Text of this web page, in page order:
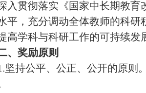
贯彻落实《国家中长期教育
平，充分调动全体教师的科
高学科与科研工作的可持续发
奖励原则
坚持公平、公正、公开的原则